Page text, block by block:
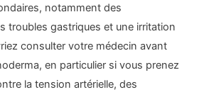
notamment des
troubles gastriques et une irritation
consulter votre médecin avant
en particulier si vous prenez
la tension artérielle, des